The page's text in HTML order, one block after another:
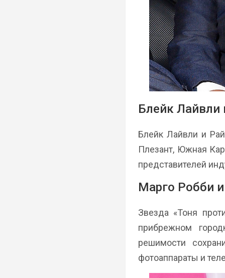
Блейк Лайвли
Блейк Лайвли и
Плезант, Южная
представителей
Марго Робби
Звезда «Тоня
прибрежном
решимости
фотоаппараты и